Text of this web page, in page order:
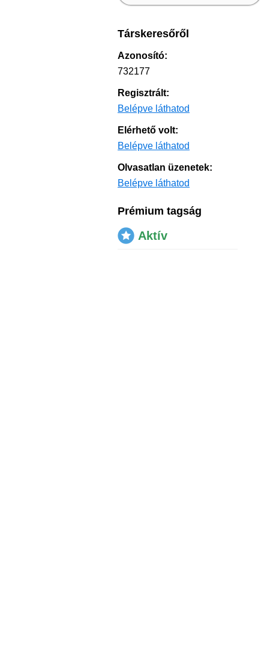
Társkeresőről
Azonosító:
732177
Regisztrált:
Belépve láthatod
Elérhető volt:
Belépve láthatod
Olvasatlan üzenetek:
Belépve láthatod
Prémium tagság
Aktív